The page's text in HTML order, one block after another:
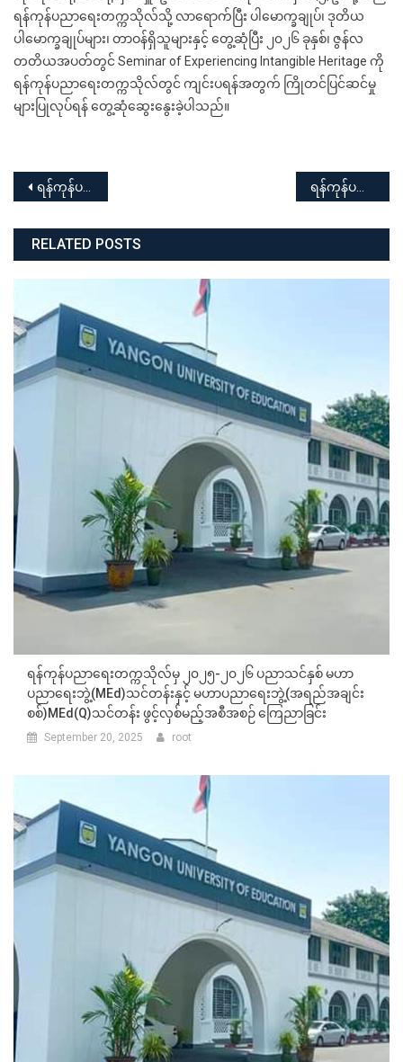
ရန်ကုန်ပညာရေးတက္ကသိုလ်သို့ လာရောက်ပြီး ပါမောက္ခချုပ်၊ ဒုတိယ
ပါမောက္ခချုပ်များ၊ တာဝန်ရှိသူများနှင့် တွေ့ဆုံပြီး ၂၀၂၆ ခုနှစ်၊ ဇွန်လ
တတိယအပတ်တွင် Seminar of Experiencing Intangible Heritage ကို
ရန်ကုန်ပညာရေးတက္ကသိုလ်တွင် ကျင်းပရန်အတွက် ကြိုတင်ပြင်ဆင်မှု
များပြုလုပ်ရန် တွေ့ဆုံဆွေးနွေးခဲ့ပါသည်။
Post
navigation
ရန်ကုန်ပညာရေးတက္ကသိုလ် နှင့် uab bank PCL တို့အကြား နားလည်မှုစာချွန်လွှာ လက်မှတ်ရေးထိုးပွဲ အခမ်းအနား ရန်ကုန်ပညာရေးတက္ကသိုလ် လုပ်ငန်းစွမ်းရည်မြှင့်တင်ရေး သင်တန်း (၂-၆-၂၀၂၆) ရက်နေ့မှ (၃၀-၆-၂၀၂၆) ရက်နေ့ထိ
RELATED POSTS
ရန်ကုန်ပညာရေးတက္ကသိုလ်မှ ၂၀၂၅-၂၀၂၆ ပညာသင်နှစ် မဟာ
ပညာရေးဘွဲ့(MEd)သင်တန်းနှင့် မဟာပညာရေးဘွဲ့(အရည်အချင်း
စစ်)MEd(Q)သင်တန်း ဖွင့်လှစ်မည့်အစီအစဉ် ကြေညာခြင်း
September 20, 2025 root